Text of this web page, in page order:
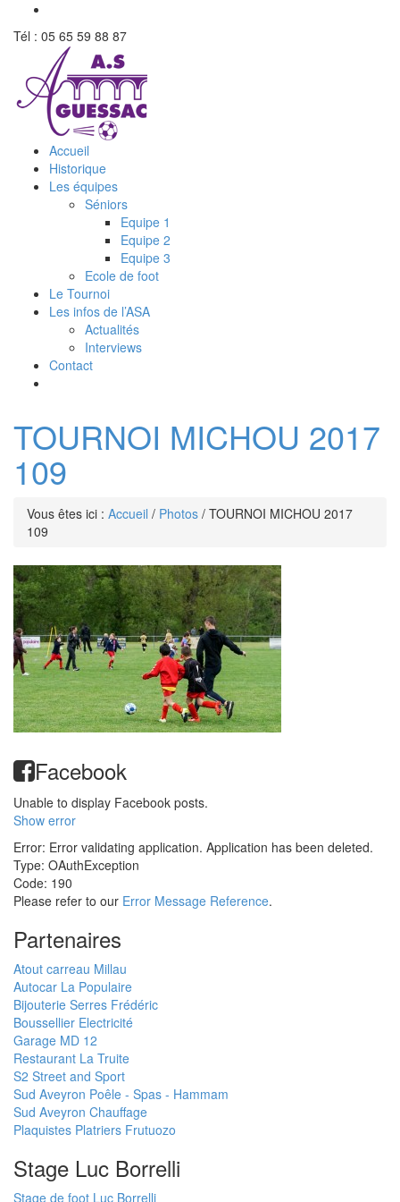
Tél : 05 65 59 88 87
Accueil
Historique
Les équipes
Séniors
Equipe 1
Equipe 2
Equipe 3
Ecole de foot
Le Tournoi
Les infos de l’ASA
Actualités
Interviews
Contact
TOURNOI MICHOU 2017
109
Vous êtes ici : Accueil / Photos / TOURNOI MICHOU 2017
109
Facebook
Unable to display Facebook posts.
Show error
Error: Error validating application. Application has been deleted.
Type: OAuthException
Code: 190
Please refer to our Error Message Reference.
Partenaires
Atout carreau Millau
Autocar La Populaire
Bijouterie Serres Frédéric
Boussellier Electricité
Garage MD 12
Restaurant La Truite
S2 Street and Sport
Sud Aveyron Poêle - Spas - Hammam
Sud Aveyron Chauffage
Plaquistes Platriers Frutuozo
Stage Luc Borrelli
Stage de foot Luc Borrelli